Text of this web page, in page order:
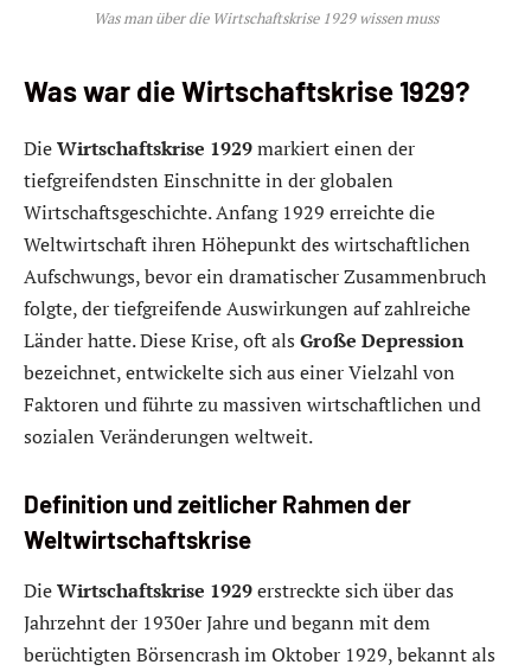
Was man über die Wirtschaftskrise 1929 wissen muss
Was war die Wirtschaftskrise 1929?
DieWirtschaftskrise 1929markiert einen der
tiefgreifendsten Einschnitte in der globalen
Wirtschaftsgeschichte. Anfang 1929 erreichte die
Weltwirtschaft ihren Höhepunkt des wirtschaftlichen
Aufschwungs, bevor ein dramatischer Zusammenbruch
folgte, der tiefgreifende Auswirkungen auf zahlreiche
Länder hatte. Diese Krise, oft als Große Depression
bezeichnet, entwickelte sich aus einer Vielzahl von
Faktoren und führte zu massiven wirtschaftlichen und
sozialen Veränderungen weltweit.
Definition und zeitlicher Rahmen der
Weltwirtschaftskrise
DieWirtschaftskrise 1929erstreckte sich über das
Jahrzehnt der 1930er Jahre und begann mit dem
berüchtigten Börsencrash im Oktober 1929, bekannt als